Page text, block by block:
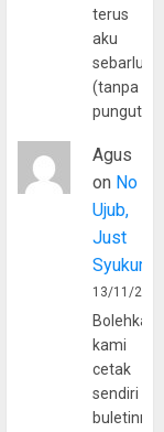
terus
aku
(tanpa
Agus
on No
Ujub,
Just
Syukur
13/11/
Bolehkah
kami
cetak
sendiri